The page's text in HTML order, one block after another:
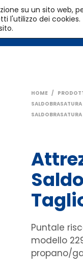
PRODOTTI
HOME /
SALDOBRASATURA
SALDOBRASATURA
Puntale
modello
propano/
su un sito web,
l'utilizzo dei cookies.